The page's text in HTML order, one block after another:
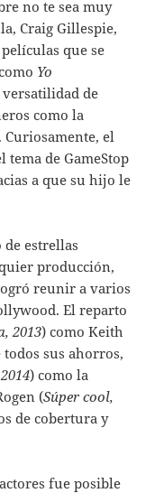
no te sea muy
Craig Gillespie,
que se
Yo
versatilidad de
como la
el
de GameStop
a que su hijo le
estrellas
producción,
reunir a varios
El reparto
2013) como Keith
sus ahorros,
) como la
(Súper cool,
de cobertura y
fue posible